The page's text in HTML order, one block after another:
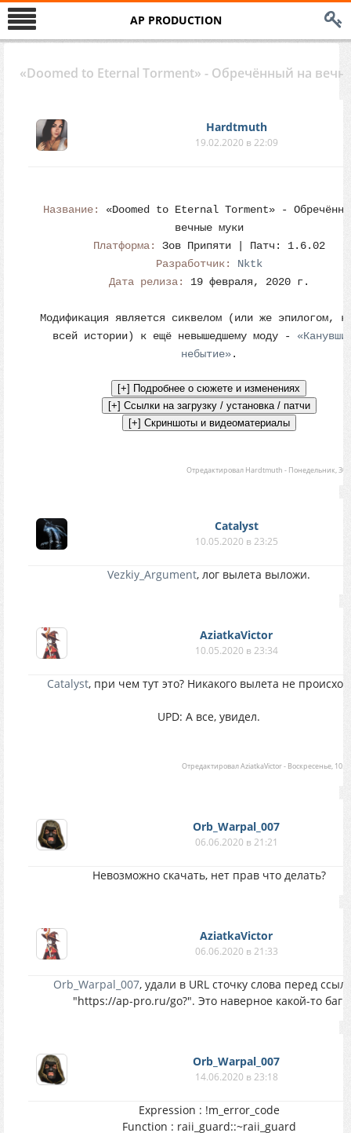
AP PRODUCTION
«Doomed to Eternal Torment» - Обречённый на
Hardtmuth
19.02.2020 в 22:09
Название:
«Doomed to Eternal Torment» -
вечные муки
Платформа:
Зов Припяти | Патч: 1.6.02
Разработчик:
Nktk
Дата релиза:
19 февраля, 2020 г.
Модификация является сиквелом (или же эпилогом,
всей истории) к ещё невышедшему моду -
небытие».
Отредактировал Hardtmuth - Понедельник,
Catalyst
10.05.2020 в 23:25
Vezkiy_Argument, лог вылета выложи.
AziatkaVictor
10.05.2020 в 23:34
Catalyst, при чем тут это? Никакого вылета не
UPD: А все, увидел.
ОтредактировалAziatkaVictor- Воскресенье,
Orb_Warpal_007
06.06.2020 в 21:21
Невозможно скачать, нет прав что делать?
AziatkaVictor
06.06.2020 в 21:33
Orb_Warpal_007, удали в URL сточку слова перед
"https://ap-pro.ru/go?". Это наверное какой-то баг.
Orb_Warpal_007
14.06.2020 в 23:18
Expression : !m_error_code
Function : raii_guard::~raii_guard